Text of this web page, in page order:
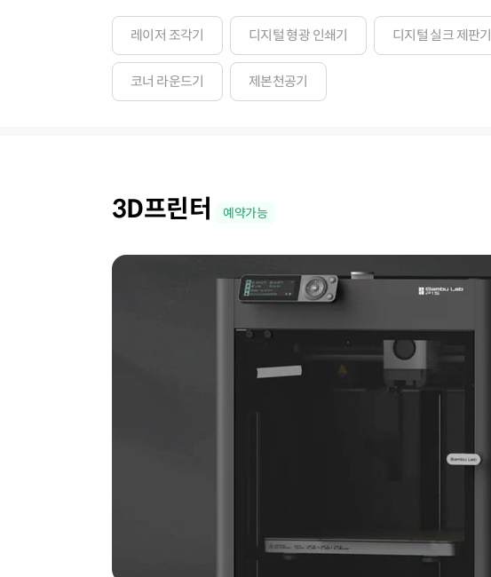
레이저 조각기 디지털 형광 인쇄기 디지털 실크 제판기
코너 라운드기 제본천공기
3D프린터 예약가능